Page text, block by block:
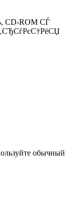
CD-ROM СЃ
обычный